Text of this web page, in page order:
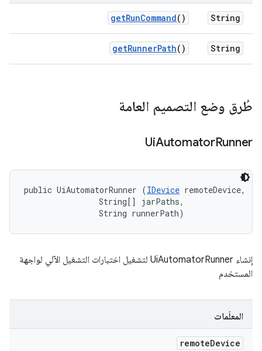
String
getRunCommand()
String
getRunnerPath()
طُرق وضع التصميم العامة
UiAutomatorRunner
public UiAutomatorRunner (IDevice remoteDevice,
                String[] jarPaths,
                String runnerPath)
إنشاء UiAutomatorRunner لتشغيل اختبارات التشغيل الآلي لواجهة
المستخدم
المعلَمات
remoteDevice